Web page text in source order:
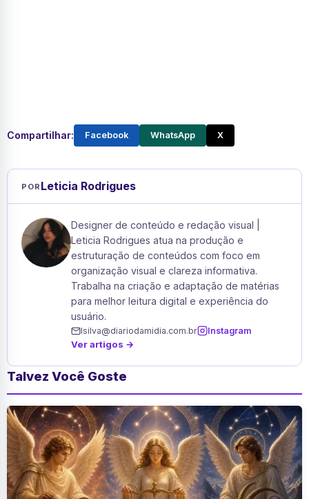
Compartilhar: Facebook WhatsApp X
POR Leticia Rodrigues
Designer de conteúdo e redação visual |
Leticia Rodrigues atua na produção e
estruturação de conteúdos com foco em
organização visual e clareza informativa.
Trabalha na criação e adaptação de matérias
para melhor leitura digital e experiência do
usuário.
lsilva@diariodamidia.com.br Instagram
Ver artigos →
Talvez Você Goste